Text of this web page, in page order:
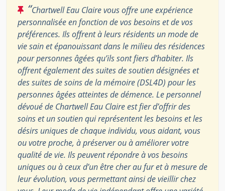
“Chartwell Eau Claire vous offre une expérience
personnalisée en fonction de vos besoins et de vos
préférences. Ils offrent à leurs résidents un mode de
vie sain et épanouissant dans le milieu des résidences
pour personnes âgées qu’ils sont fiers d’habiter. Ils
offrent également des suites de soutien désignées et
des suites de soins de la mémoire (DSL4D) pour les
personnes âgées atteintes de démence. Le personnel
dévoué de Chartwell Eau Claire est fier d’offrir des
soins et un soutien qui représentent les besoins et les
désirs uniques de chaque individu, vous aidant, vous
ou votre proche, à préserver ou à améliorer votre
qualité de vie. Ils peuvent répondre à vos besoins
uniques ou à ceux d’un être cher au fur et à mesure de
leur évolution, vous permettant ainsi de vieillir chez